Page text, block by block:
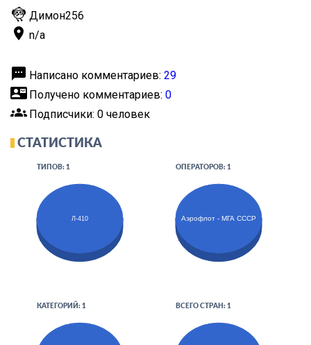
flutter_dash Димон256
place n/a
textsms Написано комментариев: 29
contact_mail Получено комментариев: 0
groups Подписчики: 0 человек
СТАТИСТИКА
ТИПОВ: 1
Л-410
ОПЕРАТОРОВ: 1
Аэрофлот - МГА СССР
КАТЕГОРИЙ: 1 ВСЕГО СТРАН: 1